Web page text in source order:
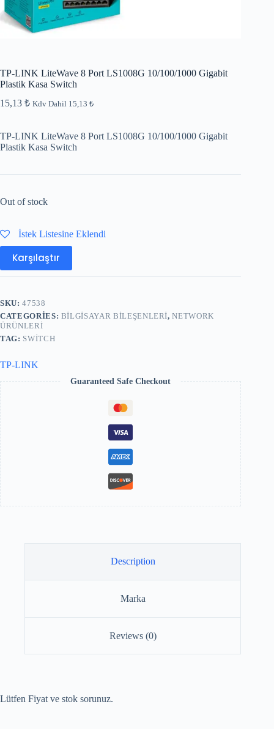
TP-LINK LiteWave 8 Port LS1008G 10/100/1000 Gigabit
Plastik Kasa Switch
15,13 ₺ Kdv Dahil 15,13 ₺
TP-LINK LiteWave 8 Port LS1008G 10/100/1000 Gigabit
Plastik Kasa Switch
Out of stock
İstek Listesine Eklendi
Karşılaştır
SKU:47538
CATEGORIES: BILGISAYAR BILEŞENLERI,NETWORK
ÜRÜNLERI
TAG: SWITCH
TP-LINK
Guaranteed Safe Checkout
Description
Marka
Reviews (0)
Lütfen Fiyat ve stok sorunuz.